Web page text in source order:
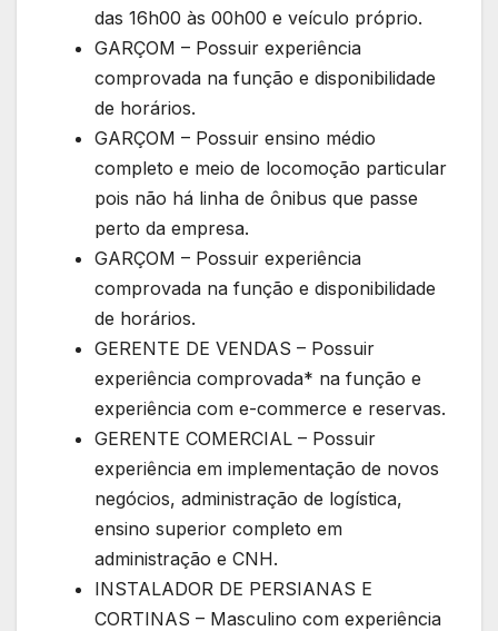
das 16h00 às 00h00 e veículo próprio.
GARÇOM – Possuir experiência
comprovada na função e disponibilidade
de horários.
GARÇOM – Possuir ensino médio
completo e meio de locomoção particular
pois não há linha de ônibus que passe
perto da empresa.
GARÇOM – Possuir experiência
comprovada na função e disponibilidade
de horários.
GERENTE DE VENDAS – Possuir
experiência comprovada* na função e
experiência com e-commerce e reservas.
GERENTE COMERCIAL – Possuir
experiência em implementação de novos
negócios, administração de logística,
ensino superior completo em
administração e CNH.
INSTALADOR DE PERSIANAS E
CORTINAS – Masculino com experiência